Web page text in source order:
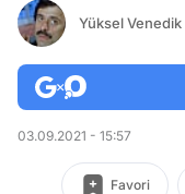
Yüksel Venedik
03.09.2021 - 15:57
Favori